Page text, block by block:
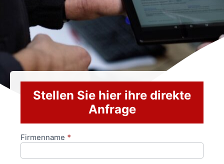
Stellen Sie hier ihre direkte
Anfrage
Anfrageformular
Firmenname *